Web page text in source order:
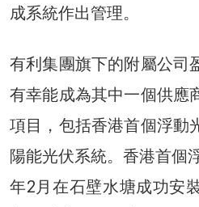
成系統作出管理。
有利集團旗下的附屬公司
有幸能成為其中一個供應
項目，包括香港首個浮動
陽能光伏系統。香港首個
年2月在石壁水塘成功安